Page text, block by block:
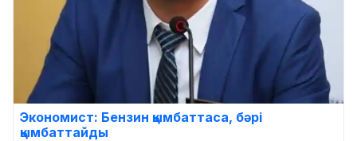
Экономист: Бензин қымбаттаса, бәрі
қымбаттайды